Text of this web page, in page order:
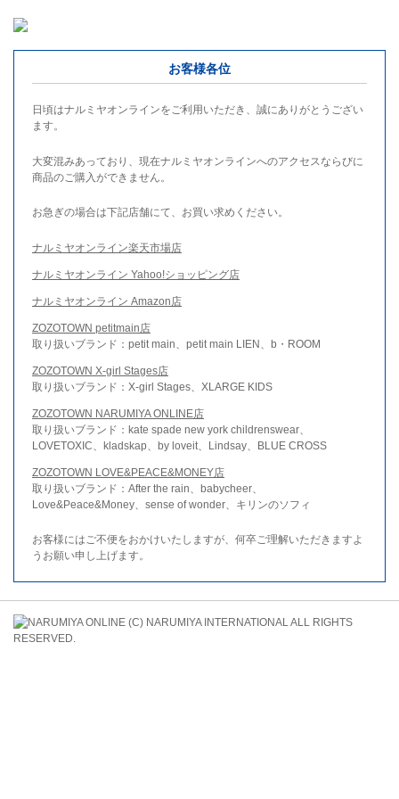
お客様各位
日頃はナルミヤオンラインをご利用いただき、誠にありがとうござい
ます。
大変混みあっており、現在ナルミヤオンラインへのアクセスならびに
商品のご購入ができません。
お急ぎの場合は下記店舗にて、お買い求めください。
ナルミヤオンライン楽天市場店
ナルミヤオンライン Yahoo!ショッピング店
ナルミヤオンライン Amazon店
ZOZOTOWN petitmain店
取り扱いブランド：petit main、petit main LIEN、b・ROOM
ZOZOTOWN X-girl Stages店
取り扱いブランド：X-girl Stages、XLARGE KIDS
ZOZOTOWN NARUMIYA ONLINE店
取り扱いブランド：kate spade new york childrenswear、
LOVETOXIC、kladskap、by loveit、Lindsay、BLUE CROSS
ZOZOTOWN LOVE&PEACE&MONEY店
取り扱いブランド：After the rain、babycheer、
Love&Peace&Money、sense of wonder、キリンのソフィ
お客様にはご不便をおかけいたしますが、何卒ご理解いただきますよ
うお願い申し上げます。